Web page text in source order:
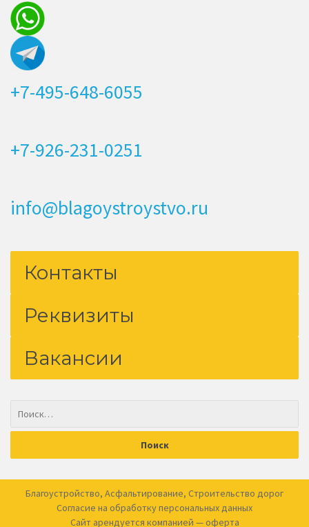
+7-495-648-6055
+7-926-231-0251
info@blagoystroystvo.ru
Контакты
Реквизиты
Вакансии
Благоустройство, Асфальтирование, Строительство дорог
Согласие на обработкуперсональных данных
Сайт арендуется компанией —оферта